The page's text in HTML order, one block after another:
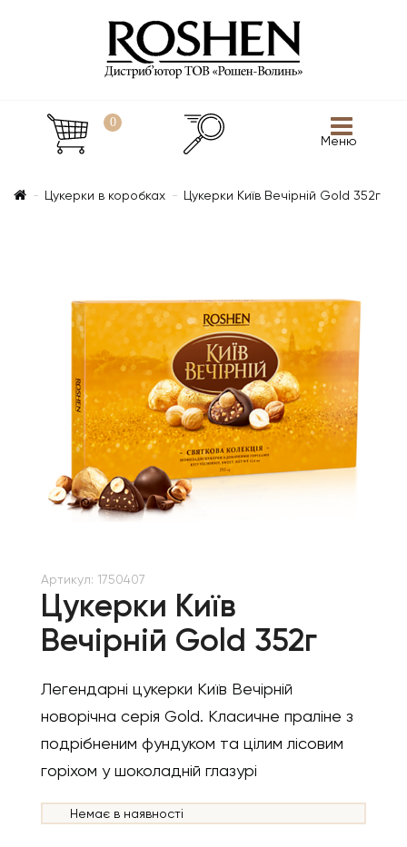
Меню
0
Цукерки в коробках Цукерки Київ Вечірній Gold 352г
Артикул: 1750407
Цукерки Київ
Вечірній Gold 352г
Легендарні цукерки Київ Вечірній
новорічна серія Gold. Класичне праліне з
подрібненим фундуком та цілим лісовим
горіхом у шоколадній глазурі
Немає в наявності